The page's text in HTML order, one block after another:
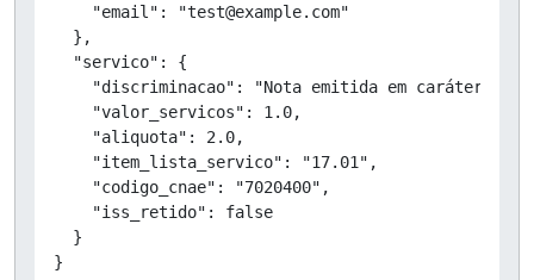
    "email": "test@example.com"
  },
  "servico": {
"discriminacao": "Nota emitida em caráter de
    "valor_servicos": 1.0,
    "aliquota": 2.0,
    "item_lista_servico": "17.01",
    "codigo_cnae": "7020400",
    "iss_retido": false
  }
}